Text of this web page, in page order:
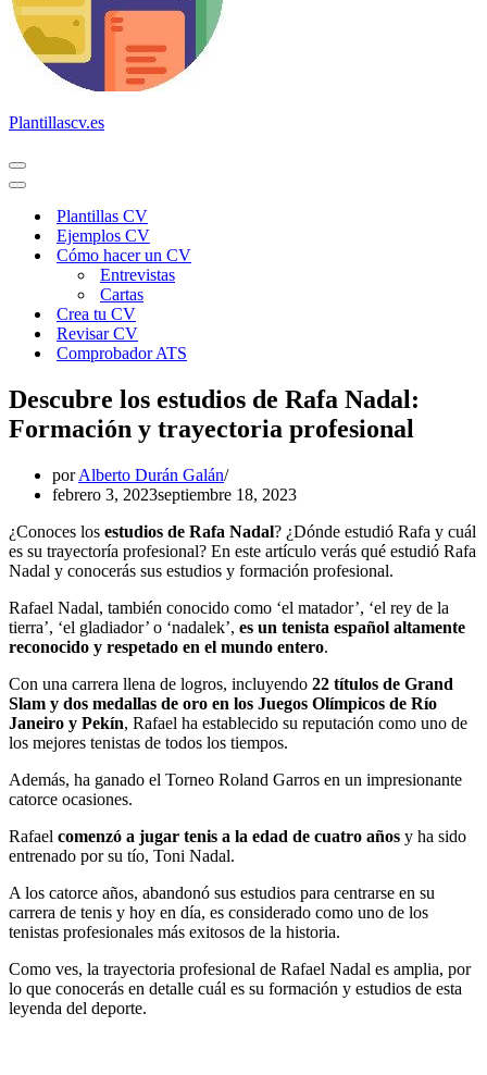
Plantillascv.es
Menú
de
Menú
navegaciónPlantillas CV
Ejemplos CV
Cómo hacer un CV
Entrevistas
Cartas
Crea tu CV
Revisar CV
Comprobador ATS
Descubre los estudios de Rafa Nadal:
Formación y trayectoria profesional
porAlberto Durán Galán
febrero 3, 2023septiembre 18, 2023
¿Conoces los estudios de Rafa Nadal? ¿Dónde estudió Rafa y cuál
es su trayectoría profesional? En este artículo verás qué estudió Rafa
Nadal y conocerás sus estudios y formación profesional.
Rafael Nadal, también conocido como ‘el matador’, ‘el rey de la
tierra’, ‘el gladiador’ o ‘nadalek’, es un tenista español altamente
reconocido y respetado en el mundo entero.
Con una carrera llena de logros, incluyendo 22 títulos de Grand
Slam y dos medallas de oro en los Juegos Olímpicos de Río
Janeiro y Pekín, Rafael ha establecido su reputación como uno de
los mejores tenistas de todos los tiempos.
Además, ha ganado el Torneo Roland Garros en un impresionante
catorce ocasiones.
Rafael comenzó a jugar tenis a la edad de cuatro años y ha sido
entrenado por su tío, Toni Nadal.
A los catorce años, abandonó sus estudios para centrarse en su
carrera de tenis y hoy en día, es considerado como uno de los
tenistas profesionales más exitosos de la historia.
Como ves, la trayectoria profesional de Rafael Nadal es amplia, por
lo que conocerás en detalle cuál es su formación y estudios de esta
leyenda del deporte.